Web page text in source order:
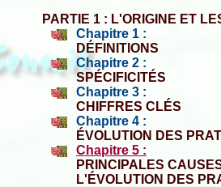
PARTIE 1 : L'ORIGINE ET
Chapitre 1 :
DÉFINITIONS
Chapitre 2 :
SPÉCIFICITÉS
Chapitre 3 :
CHIFFRES CLÉS
Chapitre 4 :
ÉVOLUTION DES
Chapitre 5 :
PRINCIPALES
L'ÉVOLUTION DES